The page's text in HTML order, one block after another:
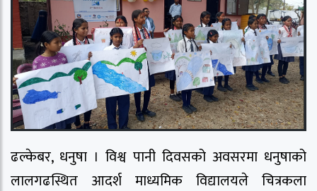
ढल्केबर, धनुषा । विश्व पानी दिवसको अवसरमा धनुषाको
लालगढस्थित आदर्श माध्यमिक विद्यालयले चित्रकला